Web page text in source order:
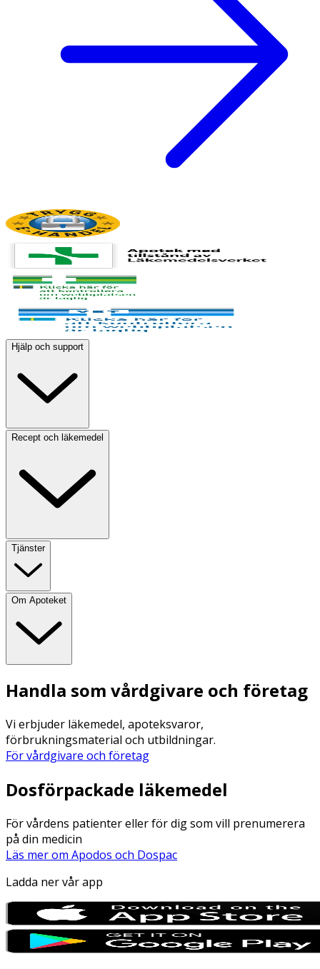
Hjälp och support
Recept och läkemedel
Tjänster
Om Apoteket
Handla som vårdgivare och företag
Vi erbjuder läkemedel, apoteksvaror,
förbrukningsmaterial och utbildningar.
För vårdgivare och företag
Dosförpackade läkemedel
För vårdens patienter eller för dig som vill prenumerera
på din medicin
Läs mer om Apodos och Dospac
Ladda ner vår app